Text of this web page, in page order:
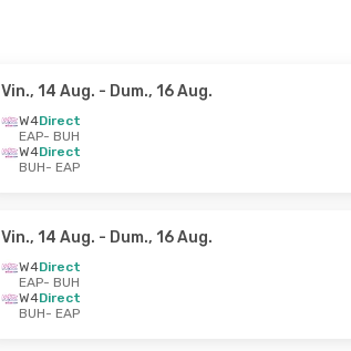
Vin., 14 Aug. - Dum., 16 Aug.
W4Direct
EAP- BUH
W4Direct
BUH- EAP
Vin., 14 Aug. - Dum., 16 Aug.
W4Direct
EAP- BUH
W4Direct
BUH- EAP